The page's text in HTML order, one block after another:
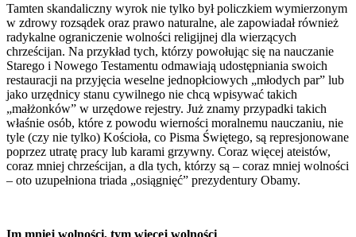
Tamten skandaliczny wyrok nie tylko był policzkiem wymierzonym
w zdrowy rozsądek oraz prawo naturalne, ale zapowiadał również
radykalne ograniczenie wolności religijnej dla wierzących
chrześcijan. Na przykład tych, którzy powołując się na nauczanie
Starego i Nowego Testamentu odmawiają udostępniania swoich
restauracji na przyjęcia weselne jednopłciowych „młodych par” lub
jako urzędnicy stanu cywilnego nie chcą wpisywać takich
„małżonków” w urzędowe rejestry. Już znamy przypadki takich
właśnie osób, które z powodu wierności moralnemu nauczaniu, nie
tyle (czy nie tylko) Kościoła, co Pisma Świętego, są represjonowane
poprzez utratę pracy lub karami grzywny. Coraz więcej ateistów,
coraz mniej chrześcijan, a dla tych, którzy są – coraz mniej wolności
– oto uzupełniona triada „osiągnięć” prezydentury Obamy.
Im mniej wolności, tym więcej wolności